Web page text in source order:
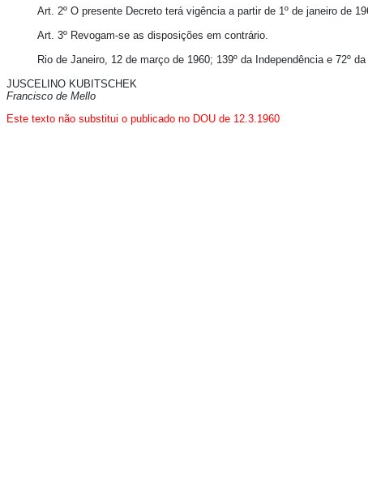
Art. 2º O presente Decreto terá vigência a partir de 1º de janeiro de
Art. 3º Revogam-se as disposições em contrário.
Rio de Janeiro, 12 de março de 1960; 139º da Independência e 72º
JUSCELINO KUBITSCHEK
Francisco de Mello
Este texto não substitui o publicado no DOU de 12.3.1960